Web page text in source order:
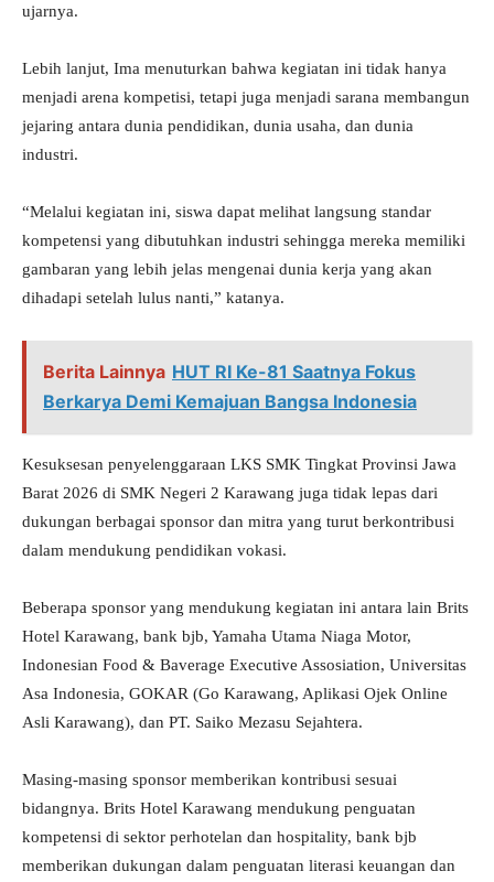
ujarnya.
Lebih lanjut, Ima menuturkan bahwa kegiatan ini tidak hanya
menjadi arena kompetisi, tetapi juga menjadi sarana membangun
jejaring antara dunia pendidikan, dunia usaha, dan dunia
industri.
“Melalui kegiatan ini, siswa dapat melihat langsung standar
kompetensi yang dibutuhkan industri sehingga mereka memiliki
gambaran yang lebih jelas mengenai dunia kerja yang akan
dihadapi setelah lulus nanti,” katanya.
Berita Lainnya HUT RI Ke-81 Saatnya Fokus
Berkarya Demi Kemajuan Bangsa Indonesia
Kesuksesan penyelenggaraan LKS SMK Tingkat Provinsi Jawa
Barat 2026 di SMK Negeri 2 Karawang juga tidak lepas dari
dukungan berbagai sponsor dan mitra yang turut berkontribusi
dalam mendukung pendidikan vokasi.
Beberapa sponsor yang mendukung kegiatan ini antara lain Brits
Hotel Karawang, bank bjb, Yamaha Utama Niaga Motor,
Indonesian Food & Baverage Executive Assosiation, Universitas
Asa Indonesia, GOKAR (Go Karawang, Aplikasi Ojek Online
Asli Karawang), dan PT. Saiko Mezasu Sejahtera.
Masing-masing sponsor memberikan kontribusi sesuai
bidangnya. Brits Hotel Karawang mendukung penguatan
kompetensi di sektor perhotelan dan hospitality, bank bjb
memberikan dukungan dalam penguatan literasi keuangan dan